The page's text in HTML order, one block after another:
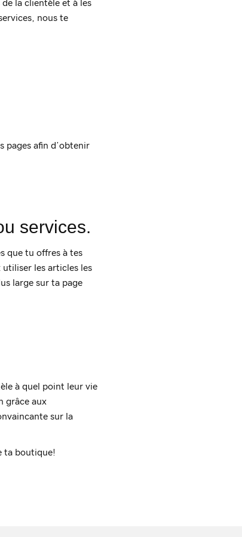
la clientèle et à les
nous te
pages afin d’obtenir
services.
que tu offres à tes
les articles les
large sur ta page
à quel point leur vie
grâce aux
sur la
ta boutique!